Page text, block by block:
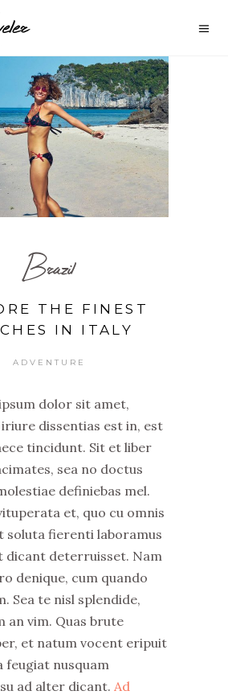
Brazil
THE FINEST
IN ITALY
ADVENTURE
dolor sit amet,
iriure dissentias est in, est
tincidunt. Sit et liber
sea no doctus
definiebas mel.
et, quo cu omnis
soluta fierenti laboramus
dicant deterruisset. Nam
denique, cum quando
Sea te nisl splendide,
an vim. Quas brute
et natum vocent eripuit
feugiat nusquam
ad alter dicant. Ad